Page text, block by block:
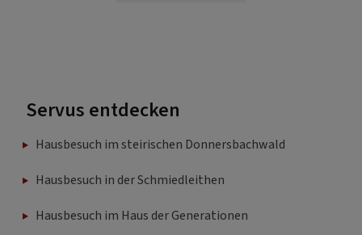
Servus entdecken
Hausbesuch im steirischen Donnersbachwald
Hausbesuch in der Schmiedleithen
Hausbesuch im Haus der Generationen